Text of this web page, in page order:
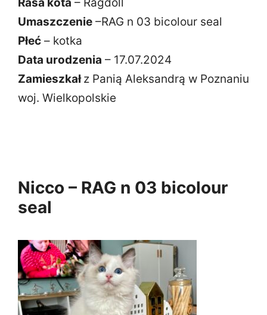
Umaszczenie –RAG n 03 bicolour seal
Płeć – kotka
Data urodzenia – 17.07.2024
Zamieszkałz Panią Aleksandrą w Poznaniu
woj. Wielkopolskie
Nicco – RAG n 03 bicolour
seal